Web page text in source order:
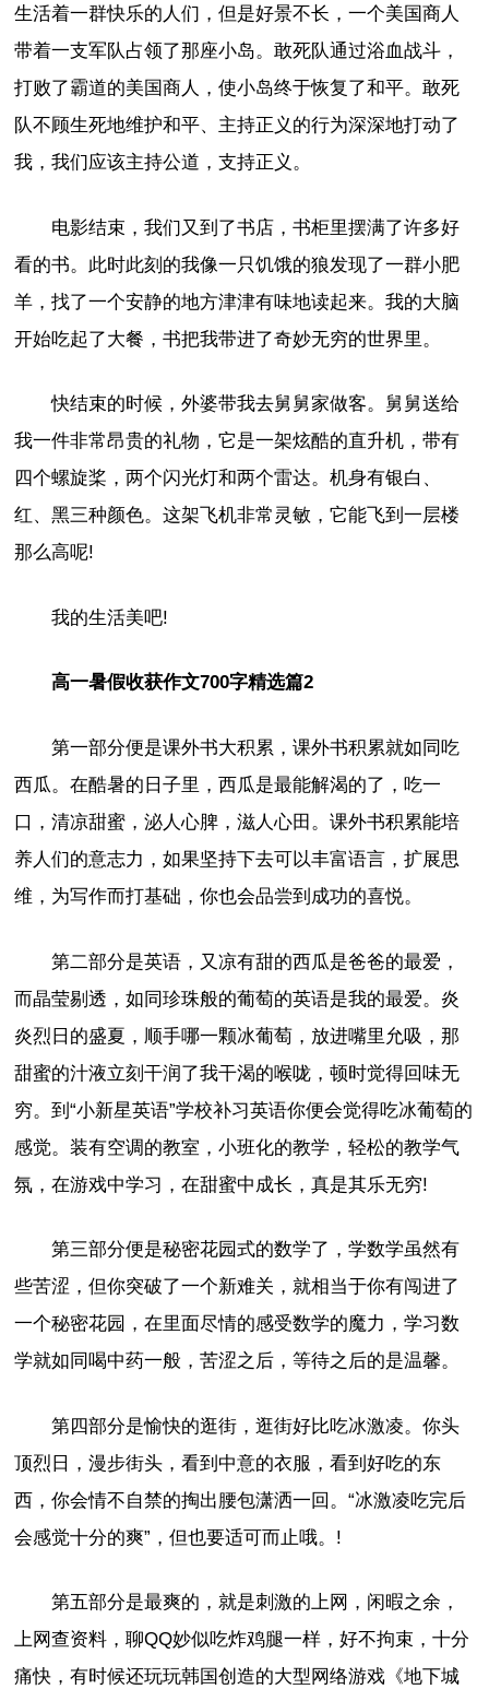
生活着一群快乐的人们，但是好景不长，一个美国商人
带着一支军队占领了那座小岛。敢死队通过浴血战斗，
打败了霸道的美国商人，使小岛终于恢复了和平。敢死
队不顾生死地维护和平、主持正义的行为深深地打动了
我，我们应该主持公道，支持正义。
电影结束，我们又到了书店，书柜里摆满了许多好
看的书。此时此刻的我像一只饥饿的狼发现了一群小肥
羊，找了一个安静的地方津津有味地读起来。我的大脑
开始吃起了大餐，书把我带进了奇妙无穷的世界里。
快结束的时候，外婆带我去舅舅家做客。舅舅送给
我一件非常昂贵的礼物，它是一架炫酷的直升机，带有
四个螺旋桨，两个闪光灯和两个雷达。机身有银白、
红、黑三种颜色。这架飞机非常灵敏，它能飞到一层楼
那么高呢!
我的生活美吧!
高一暑假收获作文700字精选篇2
第一部分便是课外书大积累，课外书积累就如同吃
西瓜。在酷暑的日子里，西瓜是最能解渴的了，吃一
口，清凉甜蜜，泌人心脾，滋人心田。课外书积累能培
养人们的意志力，如果坚持下去可以丰富语言，扩展思
维，为写作而打基础，你也会品尝到成功的喜悦。
第二部分是英语，又凉有甜的西瓜是爸爸的最爱，
而晶莹剔透，如同珍珠般的葡萄的英语是我的最爱。炎
炎烈日的盛夏，顺手哪一颗冰葡萄，放进嘴里允吸，那
甜蜜的汁液立刻干润了我干渴的喉咙，顿时觉得回味无
穷。到“小新星英语”学校补习英语你便会觉得吃冰葡萄的
感觉。装有空调的教室，小班化的教学，轻松的教学气
氛，在游戏中学习，在甜蜜中成长，真是其乐无穷!
第三部分便是秘密花园式的数学了，学数学虽然有
些苦涩，但你突破了一个新难关，就相当于你有闯进了
一个秘密花园，在里面尽情的感受数学的魔力，学习数
学就如同喝中药一般，苦涩之后，等待之后的是温馨。
第四部分是愉快的逛街，逛街好比吃冰激凌。你头
顶烈日，漫步街头，看到中意的衣服，看到好吃的东
西，你会情不自禁的掏出腰包潇洒一回。“冰激凌吃完后
会感觉十分的爽”，但也要适可而止哦。!
第五部分是最爽的，就是刺激的上网，闲暇之余，
上网查资料，聊QQ妙似吃炸鸡腿一样，好不拘束，十分
痛快，有时候还玩玩韩国创造的大型网络游戏《地下城